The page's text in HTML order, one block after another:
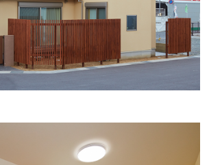
スタッフ紹介